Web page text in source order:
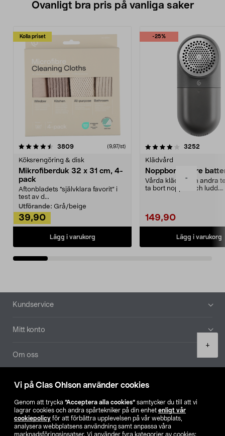
Vi på Clas Ohlson använder cookies
Genom att trycka ”Acceptera alla cookies” samtycker du till att vi
lagrar cookies och andra spårtekniker på din enhet enligt vår
cookiepolicy för att förbättra upplevelsen på vår webbplats,
analysera webbplatsens användning samt anpassa våra
marknadsföringsinsatser. Vi använder fyra kategorier av cookies:
-
+
Ovanligt bra pris på vanliga saker
Kolla priset
3809recensioner (9,97/st)
Köksrengöring & disk
Mikrofiberduk 32 x 31 cm, 4-
pack
Aftonbladets "självklara favorit” i
test av d...
Utförande: Grå/beige
39,90
Lägg i varukorg
-25%
4.0av 5 stjärnor 3252
Klädvård
Noppborttagare
Vårda kläder och andra
ta bort noppor och ludd.
149,90
Lägg i varukorg
4.5av 5 stjärnor
Sidfot
Kundservice
Mitt konto
Om oss
Aktuellt
Våra bolag
Hitta butik